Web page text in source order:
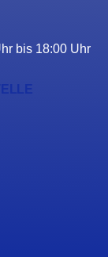
bis 18:00 Uhr